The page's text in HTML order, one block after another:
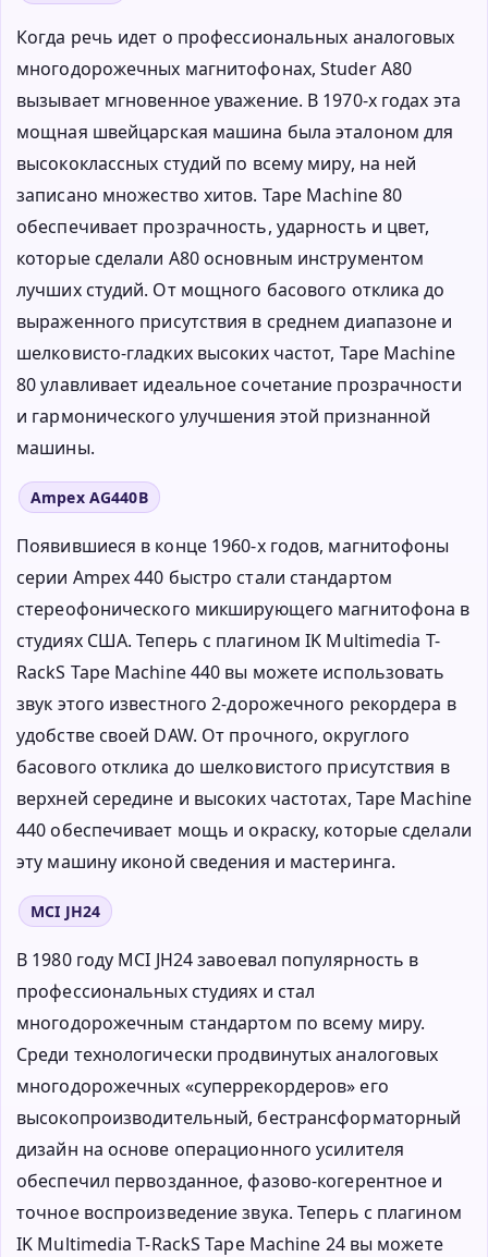
Когда речь идет о профессиональных аналоговых
многодорожечных магнитофонах, Studer A80
вызывает мгновенное уважение. В 1970-х годах эта
мощная швейцарская машина была эталоном для
высококлассных студий по всему миру, на ней
записано множество хитов. Tape Machine 80
обеспечивает прозрачность, ударность и цвет,
которые сделали A80 основным инструментом
лучших студий. От мощного басового отклика до
выраженного присутствия в среднем диапазоне и
шелковисто-гладких высоких частот, Tape Machine
80 улавливает идеальное сочетание прозрачности
и гармонического улучшения этой признанной
машины.
Ampex AG440B
Появившиеся в конце 1960-х годов, магнитофоны
серии Ampex 440 быстро стали стандартом
стереофонического микширующего магнитофона в
студиях США. Теперь с плагином IK Multimedia T-
RackS Tape Machine 440 вы можете использовать
звук этого известного 2-дорожечного рекордера в
удобстве своей DAW. От прочного, округлого
басового отклика до шелковистого присутствия в
верхней середине и высоких частотах, Tape Machine
440 обеспечивает мощь и окраску, которые сделали
эту машину иконой сведения и мастеринга.
MCI JH24
В 1980 году MCI JH24 завоевал популярность в
профессиональных студиях и стал
многодорожечным стандартом по всему миру.
Среди технологически продвинутых аналоговых
многодорожечных «суперрекордеров» его
высокопроизводительный, бестрансформаторный
дизайн на основе операционного усилителя
обеспечил первозданное, фазово-когерентное и
точное воспроизведение звука. Теперь с плагином
IK Multimedia T-RackS Tape Machine 24 вы можете